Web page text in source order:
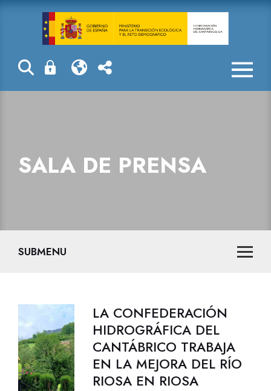
Sala de prensa
SALA DE PRENSA
SUBMENU
LA CONFEDERACIÓN
HIDROGRÁFICA DEL
CANTÁBRICO TRABAJA
EN LA MEJORA DEL RÍO
RIOSA EN RIOSA